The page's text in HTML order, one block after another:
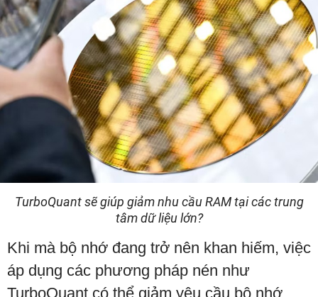
TurboQuant sẽ giúp giảm nhu cầu RAM tại các trung
tâm dữ liệu lớn?
Khi mà bộ nhớ đang trở nên khan hiếm, việc
áp dụng các phương pháp nén như
TurboQuant có thể giảm yêu cầu bộ nhớ